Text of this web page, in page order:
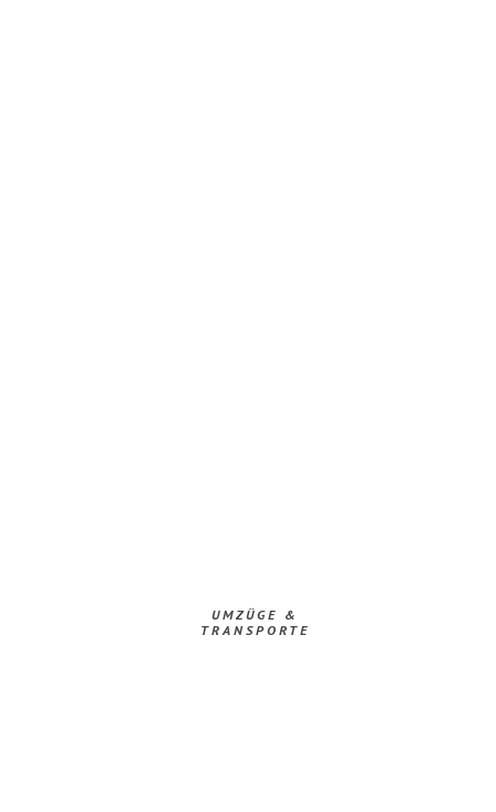
UMZÜGE &
TRANSPORTE